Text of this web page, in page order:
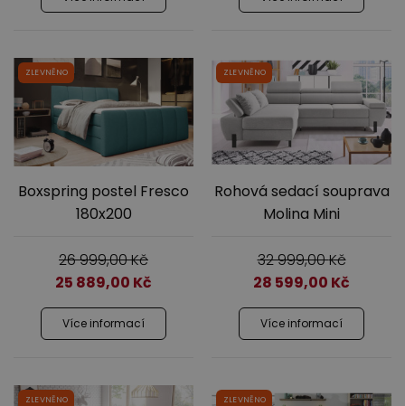
ZLEVNĚNO
Boxspring postel Fresco
180x200
26 999,00Kč
25 889,00 Kč
Více informací
ZLEVNĚNO
Rohová sedací souprava
Molina Mini
32 999,00Kč
28 599,00 Kč
Více informací
ZLEVNĚNO ZLEVNĚNO